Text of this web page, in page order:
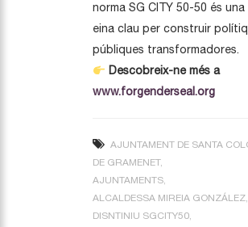
norma SG CITY 50-50 és una
eina clau per construir
públiques transformadores.
Descobreix-ne més a
www.forgenderseal.org
AJUNTAMENT DE SANTA
DE GRAMENET
AJUNTAMENTS
ALCALDESSA MIREIA GONZÁLEZ
DISNTINIU SGCITY50